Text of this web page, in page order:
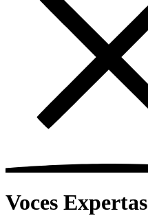
Voces Expertas